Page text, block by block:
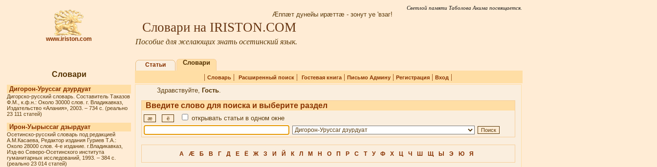
www.iriston.com
Светлой памяти Таболова Акима посвящается.
Æппæт дунейы ирæттæ - зонут уе 'взаг!
Словари на IRISTON.COM
Пособие для желающих знать осетинский язык.
Словари
Дигорон-Уруссаг дзурдуат
Дигорско-русский словарь. Составитель Таказов
Ф.М., к.ф.н.: Около 30000 слов. г. Владикавказ,
Издательство «Алания», 2003. – 734 с. (реально
23 111 статей)
Ирон-Уырыссаг дзырдуат
Осетинско-русский словарь под редакцией
А.М.Касаева, Редактор издания Гуриев Т.А.:
Около 28000 слов. 4-е издание. г.Владикавказ,
Изд-во Северо-Осетинского института
гуманитарных исследований, 1993. – 384 с.
(реально 23 014 статей)
Статьи Словари
| Словарь| Расширенный поиск| Гостевая книга| Письмо Админу| Регистрация| Вход |
Здравствуйте, Гость.
Введите слово для поиска и выберите раздел
æ ё открывать статьи в одном окне
А Æ Б В Г Д Е Ё Ж З И Й К Л М Н О П Р С Т У Ф Х Ц Ч Ш Щ Ы Э Ю Я